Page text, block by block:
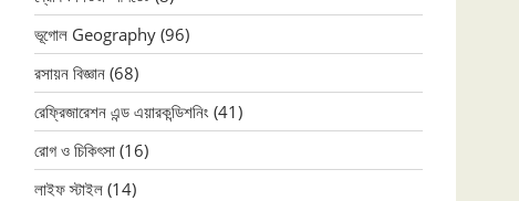
ভূগোল Geography (96)
রসায়ন বিজ্ঞান (68)
রেফ্রিজারেশন এন্ড এয়ারকন্ডিশনিং (41)
রোগ ও চিকিৎসা (16)
লাইফ স্টাইল (14)